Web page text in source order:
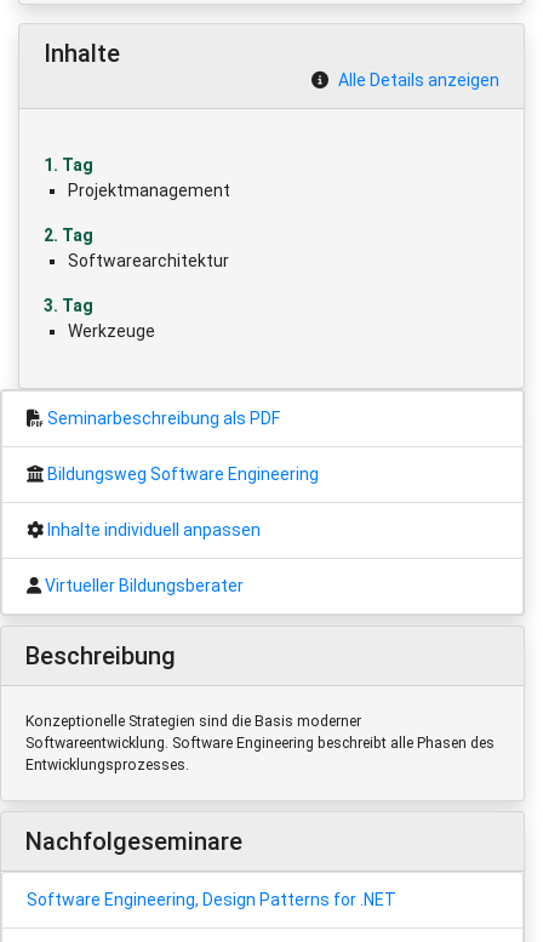
Inhalte
Alle Details anzeigen
1. Tag
Projektmanagement
2. Tag
Softwarearchitektur
3. Tag
Werkzeuge
Seminarbeschreibung als PDF
Bildungsweg Software Engineering
Inhalte individuell anpassen
Virtueller Bildungsberater
Beschreibung
Konzeptionelle Strategien sind die Basis moderner
Softwareentwicklung. Software Engineering beschreibt alle Phasen des
Entwicklungsprozesses.
Nachfolgeseminare
Software Engineering, Design Patterns for .NET